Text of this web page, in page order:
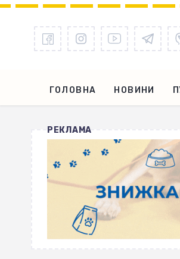
ГОЛОВНА НОВИНИ
РЕКЛАМА